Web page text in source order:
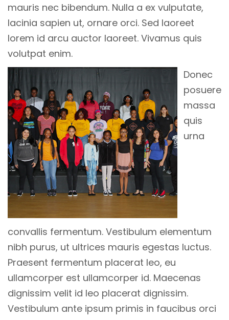
mauris nec bibendum. Nulla a ex vulputate,
lacinia sapien ut, ornare orci. Sed laoreet
lorem id arcu auctor laoreet. Vivamus quis
volutpat enim.
Donec
posuere
massa
quis
urna
convallis fermentum. Vestibulum elementum
nibh purus, ut ultrices mauris egestas luctus.
Praesent fermentum placerat leo, eu
ullamcorper est ullamcorper id. Maecenas
dignissim velit id leo placerat dignissim.
Vestibulum ante ipsum primis in faucibus orci